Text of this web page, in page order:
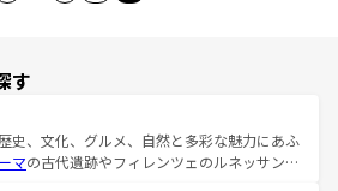
す
史、文化、グルメ、自然と多彩な魅力にあふ
マの古代遺跡やフィレンツェのルネッサンス